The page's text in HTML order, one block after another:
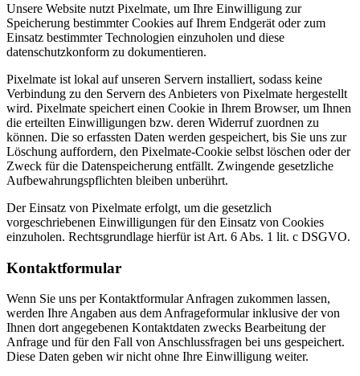
Unsere Website nutzt Pixelmate, um Ihre Einwilligung zur
Speicherung bestimmter Cookies auf Ihrem Endgerät oder zum
Einsatz bestimmter Technologien einzuholen und diese
datenschutzkonform zu dokumentieren.
Pixelmate ist lokal auf unseren Servern installiert, sodass keine
Verbindung zu den Servern des Anbieters von Pixelmate hergestellt
wird. Pixelmate speichert einen Cookie in Ihrem Browser, um Ihnen
die erteilten Einwilligungen bzw. deren Widerruf zuordnen zu
können. Die so erfassten Daten werden gespeichert, bis Sie uns zur
Löschung auffordern, den Pixelmate-Cookie selbst löschen oder der
Zweck für die Datenspeicherung entfällt. Zwingende gesetzliche
Aufbewahrungspflichten bleiben unberührt.
Der Einsatz von Pixelmate erfolgt, um die gesetzlich
vorgeschriebenen Einwilligungen für den Einsatz von Cookies
einzuholen. Rechtsgrundlage hierfür ist Art. 6 Abs. 1 lit. c DSGVO.
Kontaktformular
Wenn Sie uns per Kontaktformular Anfragen zukommen lassen,
werden Ihre Angaben aus dem Anfrageformular inklusive der von
Ihnen dort angegebenen Kontaktdaten zwecks Bearbeitung der
Anfrage und für den Fall von Anschlussfragen bei uns gespeichert.
Diese Daten geben wir nicht ohne Ihre Einwilligung weiter.